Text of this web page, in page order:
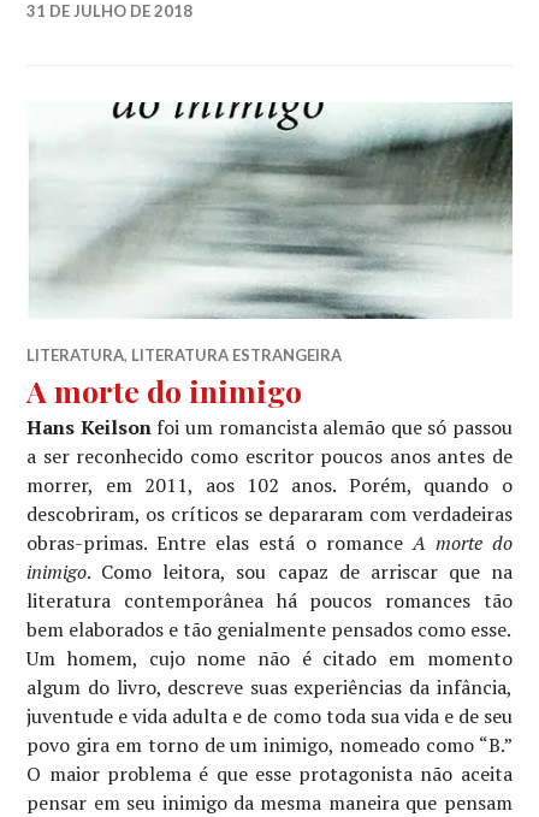
COLABORADOR
31 DE JULHO DE 2018
LITERATURA, LITERATURA ESTRANGEIRA
A morte do inimigo
Hans Keilsonfoi um romancista alemão que só passou
a ser reconhecido como escritor poucos anos antes de
morrer, em 2011, aos 102 anos. Porém, quando o
descobriram, os críticos se depararam com verdadeiras
obras-primas. Entre elas está o romanceA morte do
inimigo. Como leitora, sou capaz de arriscar que na
literatura contemporânea há poucos romances tão
bem elaborados e tão genialmente pensados como esse.
Um homem, cujo nome não é citado em momento
algum do livro, descreve suas experiências da infância,
juventude e vida adulta e de como toda sua vida e de seu
povo gira em torno de um inimigo, nomeado como “B.”
O maior problema é que esse protagonista não aceita
pensar em seu inimigo da mesma maneira que pensam